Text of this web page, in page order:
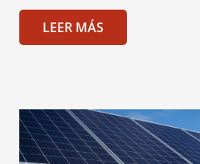
LEER MÁS